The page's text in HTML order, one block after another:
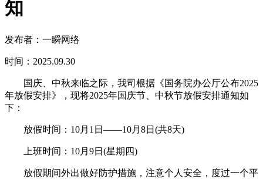
知
发布者：一瞬网络
时间：2025.09.30
国庆、中秋来临之际，我司根据《国务院办公厅公布2025
年放假安排》，现将2025年国庆节、中秋节放假安排通知如
下：
放假时间：10月1日——10月8日(共8天)
上班时间：10月9日(星期四)
放假期间外出做好防护措施，注意个人安全，度过一个平